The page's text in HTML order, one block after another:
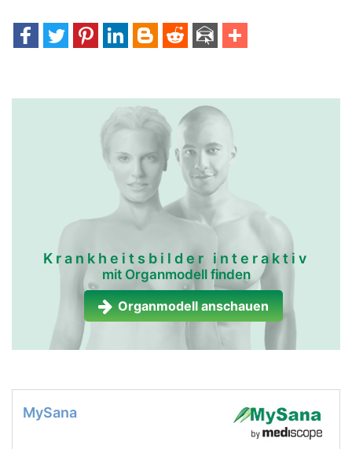
Krankheitsbilder interaktiv
mit Organmodell finden
Organmodell anschauen
MySana